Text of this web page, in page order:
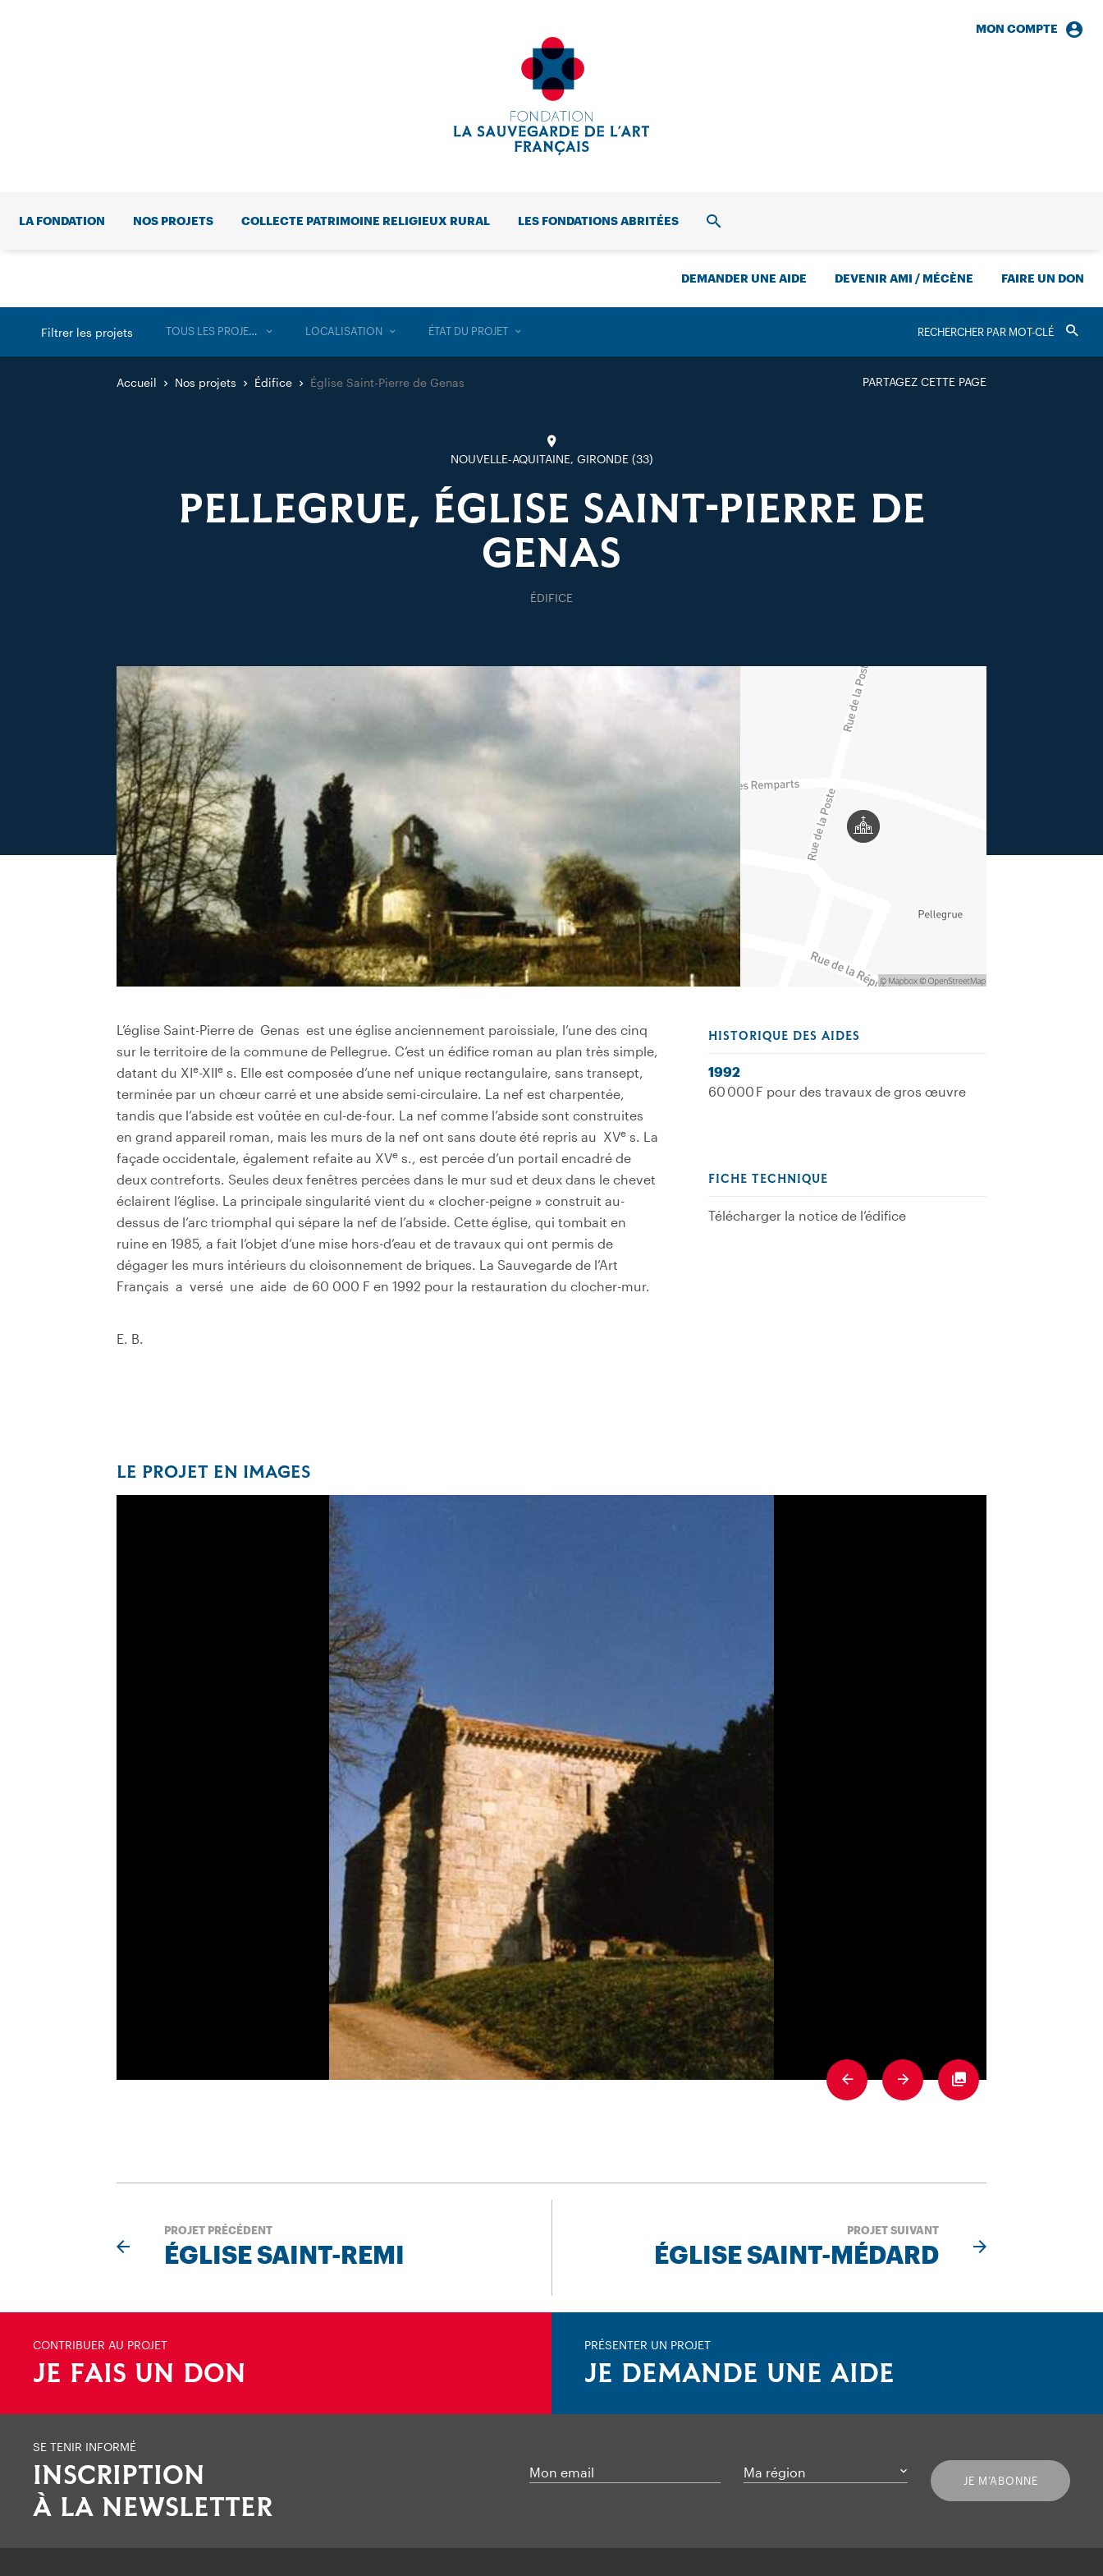
MON COMPTE
LA FONDATION NOS PROJETS COLLECTE PATRIMOINE RELIGIEUX RURAL LES FONDATIONS ABRITÉES RECHERCHE
DEMANDER UNE AIDE DEVENIR AMI / MÉCÈNE FAIRE UN DON
Filtrer les projets
Valider
TOUS LES PROJETS LOCALISATION ÉTAT DU PROJET
PARTAGEZ CETTE PAGE
Accueil Nos projets Édifice Église Saint-Pierre de Genas
NOUVELLE-AQUITAINE, GIRONDE (33)
PELLEGRUE, ÉGLISE SAINT-PIERRE DE
GENAS
ÉDIFICE
L’église Saint-Pierre de Genas est une église anciennement paroissiale, l’une des cinq
sur le territoire de la commune de Pellegrue. C’est un édifice roman au plan très simple,
datant du XIe-XIIe s. Elle est composée d’une nef unique rectangulaire, sans transept,
terminée par un chœur carré et une abside semi-circulaire. La nef est charpentée,
tandis que l’abside est voûtée en cul-de-four. La nef comme l’abside sont construites
en grand appareil roman, mais les murs de la nef ont sans doute été repris au XVe s. La
façade occidentale, également refaite au XVe s., est percée d’un portail encadré de
deux contreforts. Seules deux fenêtres percées dans le mur sud et deux dans le chevet
éclairent l’église. La principale singularité vient du « clocher-peigne » construit au-
dessus de l’arc triomphal qui sépare la nef de l’abside. Cette église, qui tombait en
ruine en 1985, a fait l’objet d’une mise hors-d’eau et de travaux qui ont permis de
dégager les murs intérieurs du cloisonnement de briques. La Sauvegarde de l’Art
Français a versé une aide de 60 000 F en 1992 pour la restauration du clocher-mur.
E. B.
HISTORIQUE DES AIDES
1992
60 000 F pour des travaux de gros œuvre
FICHE TECHNIQUE
Télécharger la notice de l’édifice
LE PROJET EN IMAGES
PreviousNext Fullscreen
PROJET PRÉCÉDENT
ÉGLISE SAINT-REMI
PROJET SUIVANT
ÉGLISE SAINT-MÉDARD
CONTRIBUER AU PROJET
JE FAIS UN DON
PRÉSENTER UN PROJET
JE DEMANDE UNE AIDE
SE TENIR INFORMÉ
INSCRIPTION
À LA NEWSLETTER
Mon email Ma région
JE M’ABONNE